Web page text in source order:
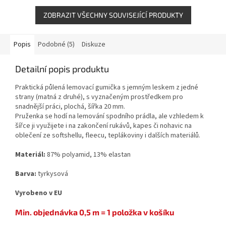
ZOBRAZIT VŠECHNY SOUVISEJÍCÍ PRODUKTY
Popis Podobné (5) Diskuze
Detailní popis produktu
Praktická půlená lemovací gumička s jemným leskem z jedné
strany (matná z druhé), s vyznačeným prostředkem pro
snadnější práci, plochá, šířka 20 mm.
Pruženka se hodí na lemování spodního prádla, ale vzhledem k
šířce ji využijete i na zakončení rukávů, kapes či nohavic na
oblečení ze softshellu, fleecu, teplákoviny i dalších materiálů.
Materiál: 87% polyamid, 13% elastan
Barva: tyrkysová
Vyrobeno v EU
Min. objednávka 0,5 m = 1 položka v košíku